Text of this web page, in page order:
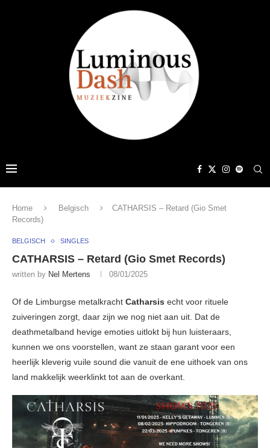
Home Belgisch
CATHARSIS – Retard (Gio Smet
Records)
BELGISCH SINGLES
CATHARSIS – Retard (Gio Smet Records)
written by Nel Mertens 08/01/2025
Of de Limburgse metalkracht Catharsis echt voor rituele
zuiveringen zorgt, daar zijn we nog niet aan uit. Dat de
deathmetalband hevige emoties uitlokt bij hun luisteraars,
kunnen we ons voorstellen, want ze staan garant voor een
heerlijk kleverig vuile sound die vanuit de ene uithoek van ons
land makkelijk weerklinkt tot aan de overkant.